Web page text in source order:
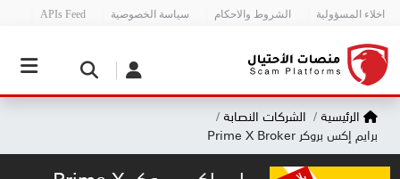
اخلاء المسؤولية الشروط والاحكام سياسة الخصوصية APIs Feed
الرئيسية
الشركات النصابة
برايم إكس بروكر Prime X Broker